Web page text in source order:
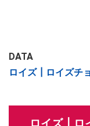
DATA
ロイズ┃ロイズチ